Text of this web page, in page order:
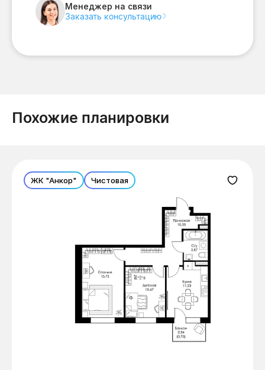
Менеджер на связи
Заказать консультацию
Похожие планировки
ЖК "Анкор" Чистовая